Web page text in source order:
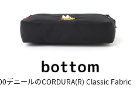
デニールのCORDURA(R) Classic Fabric